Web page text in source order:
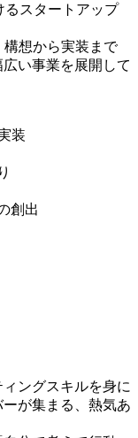
るスタートアップ
構想から実装まで
い事業を展開して
装
創出
ングスキルを身に
が集まる、熱気あ